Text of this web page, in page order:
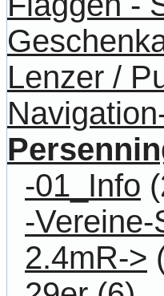
Lenzer /
-01_Info
-Vereine-
2.4mR->